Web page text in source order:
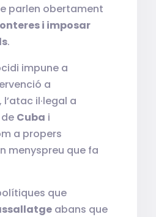
parlen obertament
i imposar
.
impune a
a
l’atac il·legal a
Cuba i
a propers
menyspreu que fa
que
abans que